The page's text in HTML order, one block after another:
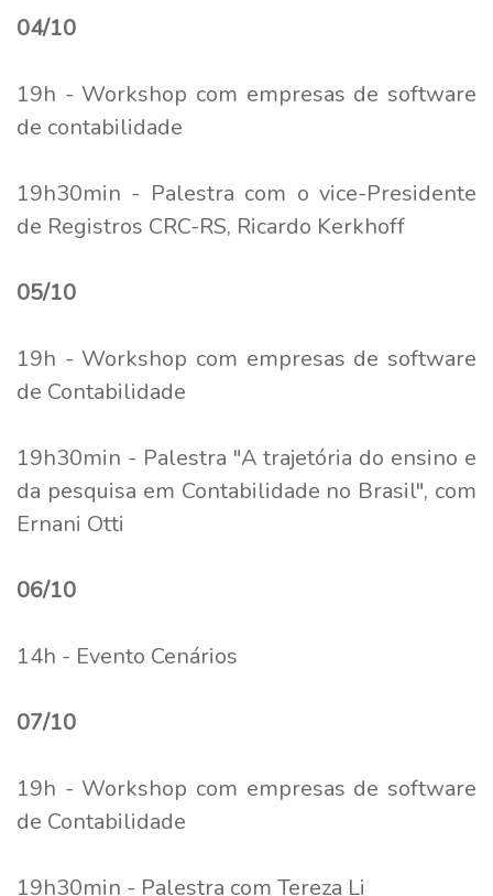
04/10
19h - Workshop com empresas de software
de contabilidade
19h30min - Palestra com o vice-Presidente
de Registros CRC-RS, Ricardo Kerkhoff
05/10
19h - Workshop com empresas de software
de Contabilidade
19h30min - Palestra "A trajetória do ensino e
da pesquisa em Contabilidade no Brasil", com
Ernani Otti
06/10
14h - Evento Cenários
07/10
19h - Workshop com empresas de software
de Contabilidade
19h30min - Palestra com Tereza Li